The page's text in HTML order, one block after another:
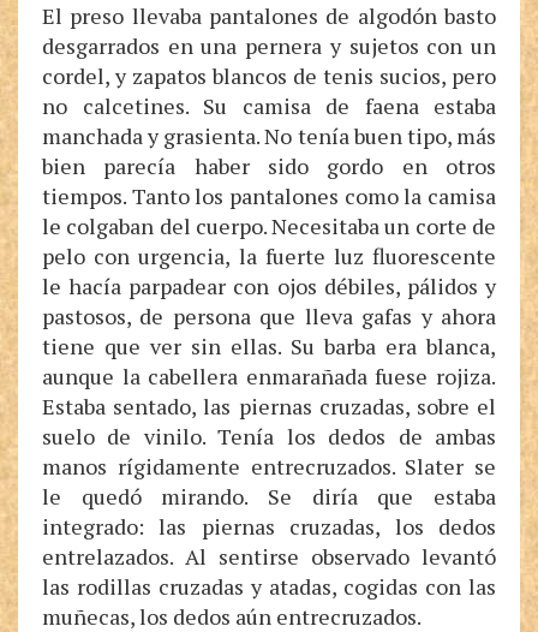
El preso llevaba pantalones de algodón basto
desgarrados en una pernera y sujetos con un
cordel, y zapatos blancos de tenis sucios, pero
no calcetines. Su camisa de faena estaba
manchada y grasienta. No tenía buen tipo, más
bien parecía haber sido gordo en otros
tiempos. Tanto los pantalones como la camisa
le colgaban del cuerpo. Necesitaba un corte de
pelo con urgencia, la fuerte luz fluorescente
le hacía parpadear con ojos débiles, pálidos y
pastosos, de persona que lleva gafas y ahora
tiene que ver sin ellas. Su barba era blanca,
aunque la cabellera enmarañada fuese rojiza.
Estaba sentado, las piernas cruzadas, sobre el
suelo de vinilo. Tenía los dedos de ambas
manos rígidamente entrecruzados. Slater se
le quedó mirando. Se diría que estaba
integrado: las piernas cruzadas, los dedos
entrelazados. Al sentirse observado levantó
las rodillas cruzadas y atadas, cogidas con las
muñecas, los dedos aún entrecruzados.